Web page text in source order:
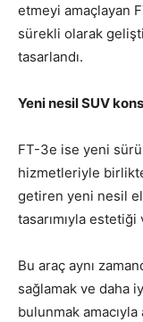
etmeyi amaçlayan
sürekli olarak
tasarlandı.
Yeni nesil SUV
FT-3e ise yeni
hizmetleriyle
getiren yeni nesil
tasarımıyla
Bu araç aynı
sağlamak ve daha
bulunmak